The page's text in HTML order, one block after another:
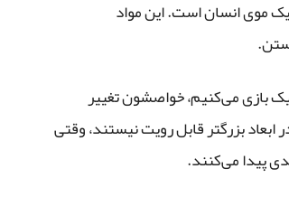
موی انسان است. این مواد
بازی می‌کنیم، خواصشون تغییر
بزرگتر قابل رویت نیستند، وقتی
پیدا می‌کنند.